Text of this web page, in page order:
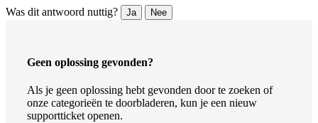
Was dit antwoord nuttig? Ja Nee
Geen oplossing gevonden?
Als je geen oplossing hebt gevonden door te zoeken of
onze categorieën te doorbladeren, kun je een nieuw
supportticket openen.